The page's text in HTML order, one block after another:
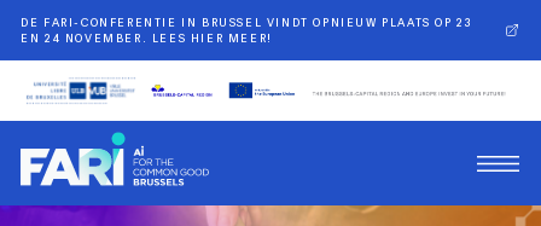
DE FARI-CONFERENTIE IN BRUSSEL VINDT OPNIEUW PLAATS OP 23
EN 24 NOVEMBER. LEES HIER MEER!